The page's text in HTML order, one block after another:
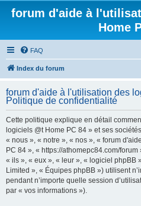
forum d'aide à
Home
FAQ
Index du forum
forum d'aide à l'utilisation des
Politique de confidentialité
Cette politique explique en détail
logiciels @t Home PC 84 » et ses
« nous », « notre », « nos », « forum
PC 84 », « https://athomepc84.com/
« ils », « eux », « leur », « logiciel phpBB
Limited », « Équipes phpBB ») utilisent
pendant n’importe quelle session
par « vos informations »).